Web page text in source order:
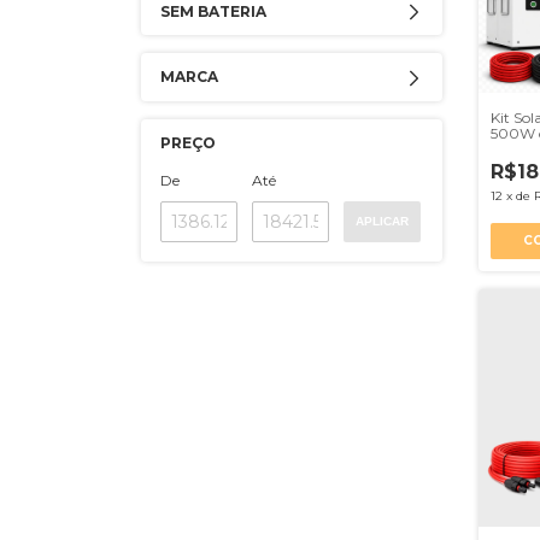
SEM BATERIA
MARCA
PREÇO
De Até
APLICAR
Kit
500W
12 x de